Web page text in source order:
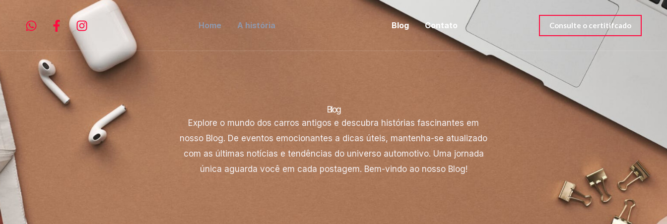
conteúdo
Home A história Blog Contato Consulte o certitifcado
Blog
Explore o mundo dos carros antigos e descubra histórias fascinantes em
nosso Blog. De eventos emocionantes a dicas úteis, mantenha-se atualizado
com as últimas notícias e tendências do universo automotivo. Uma jornada
única aguarda você em cada postagem. Bem-vindo ao nosso Blog!